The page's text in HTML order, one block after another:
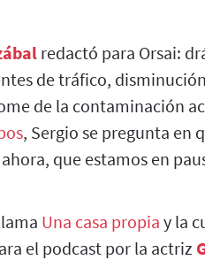
redactó para Orsai:
de tráfico,
de la contaminación
, Sergio se pregunta en
que estamos en
Una casa propia y la
el podcast por la actriz